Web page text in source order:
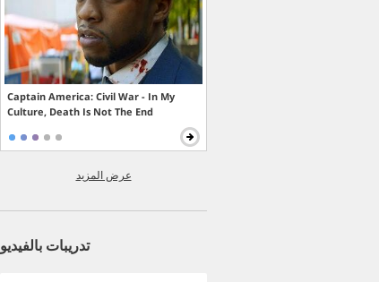
Captain America: Civil War - In My
Culture, Death Is Not The End
عرض المزيد
تدريبات بالفيديو